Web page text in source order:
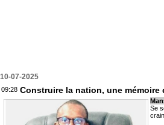
10-07-2025
09:28 Construire la nation, une
Se